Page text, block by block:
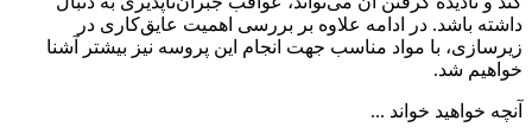
داشته باشد. در ادامه علاوه بر بررسی اهمیت عایق‌کاری در
زیرسازی، با مواد مناسب جهت انجام این پروسه نیز بیشتر آشنا
خواهیم شد.
آنچه خواهید خواند ...